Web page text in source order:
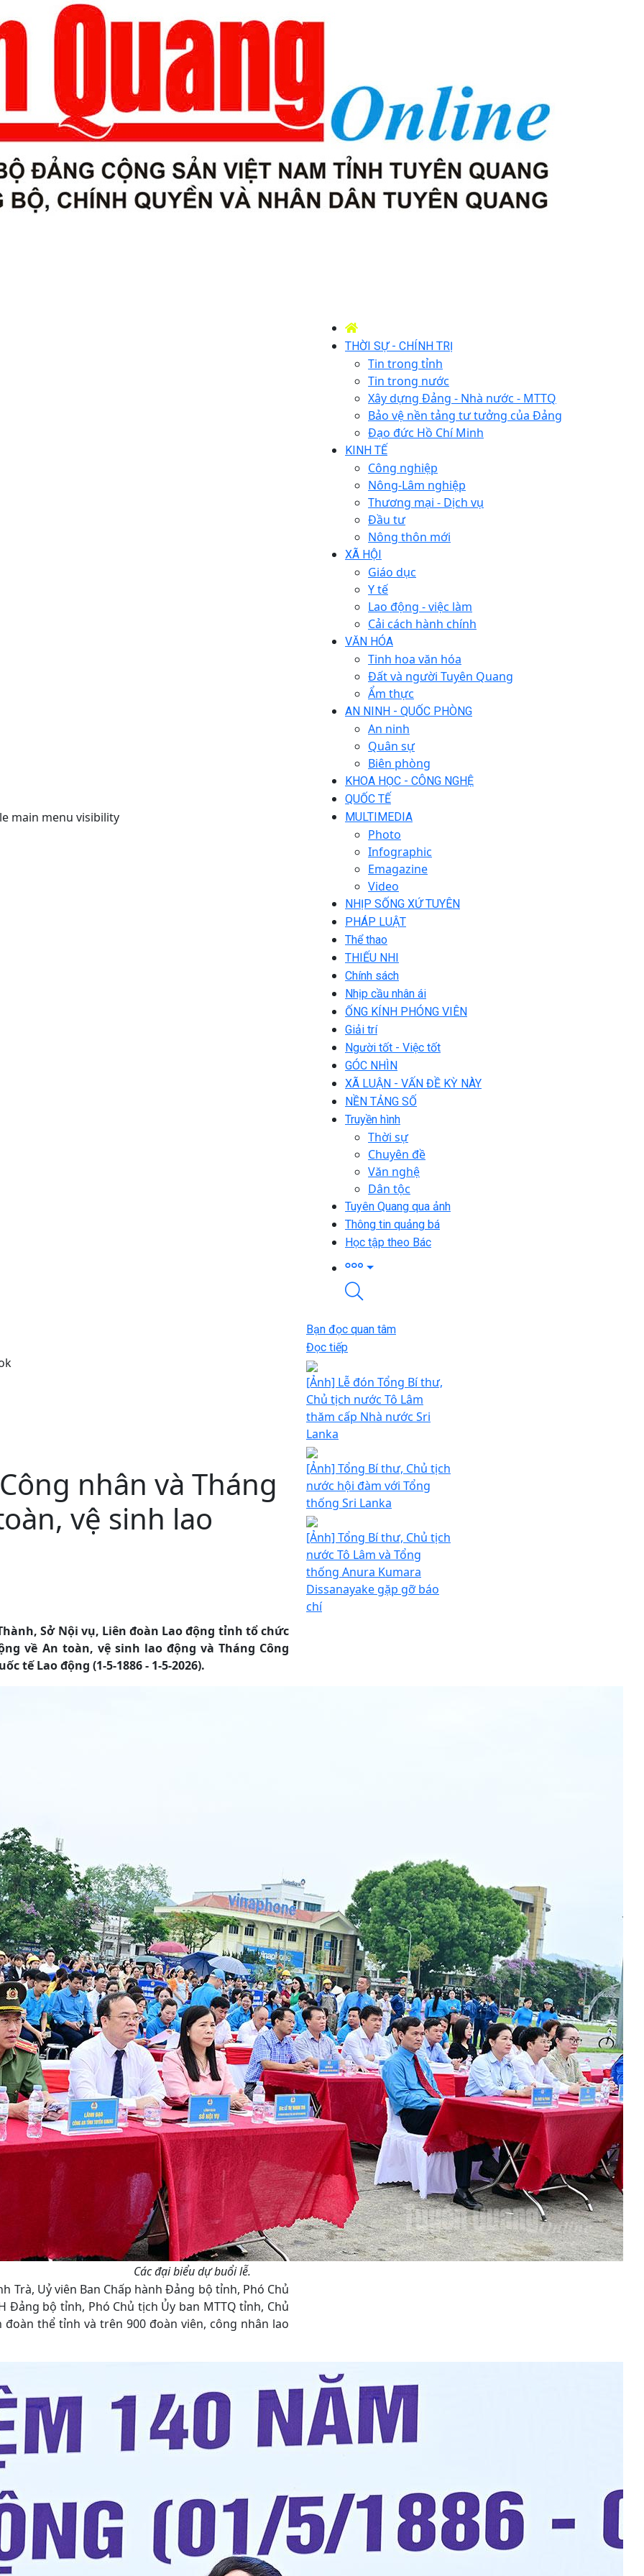
main menu visibility
THỜI SỰ - CHÍNH TRỊ
Tin trong tỉnh
Tin trong nước
Xây dựng Đảng - Nhà nước - MTTQ
Bảo vệ nền tảng tư tưởng của Đảng
Đạo đức Hồ Chí Minh
KINH TẾ
Công nghiệp
Nông-Lâm nghiệp
Thương mại - Dịch vụ
Đầu tư
Nông thôn mới
XÃ HỘI
Giáo dục
Y tế
Lao động - việc làm
Cải cách hành chính
VĂN HÓA
Tinh hoa văn hóa
Đất và người Tuyên Quang
Ẩm thực
AN NINH - QUỐC PHÒNG
An ninh
Quân sự
Biên phòng
KHOA HỌC - CÔNG NGHỆ
QUỐC TẾ
MULTIMEDIA
Photo
Infographic
Emagazine
Video
NHỊP SỐNG XỨ TUYÊN
PHÁP LUẬT
Thể thao
THIẾU NHI
Chính sách
Nhịp cầu nhân ái
ỐNG KÍNH PHÓNG VIÊN
Giải trí
Người tốt - Việc tốt
GÓC NHÌN
XÃ LUẬN - VẤN ĐỀ KỲ NÀY
NỀN TẢNG SỐ
Truyền hình
Thời sự
Chuyên đề
Văn nghệ
Dân tộc
Tuyên Quang qua ảnh
Thông tin quảng bá
Học tập theo Bác
nhân và Tháng
vệ sinh lao
Sở Nội vụ, Liên đoàn Lao động tỉnh tổ chức
về An toàn, vệ sinh lao động và Tháng Công
tế Lao động (1-5-1886 - 1-5-2026).
Các đại biểu dự buổi lễ.
Trà, Uỷ viên Ban Chấp hành Đảng bộ tỉnh, Phó Chủ
Đảng bộ tỉnh, Phó Chủ tịch Ủy ban MTTQ tỉnh, Chủ
thể tỉnh và trên 900 đoàn viên, công nhân lao
Bạn đọc quan tâm
Đọc tiếp
[Ảnh] Lễ đón Tổng Bí thư,
Chủ tịch nước Tô Lâm
thăm cấp Nhà nước Sri
Lanka
[Ảnh] Tổng Bí thư, Chủ tịch
nước hội đàm với Tổng
thống Sri Lanka
[Ảnh] Tổng Bí thư, Chủ tịch
nước Tô Lâm và Tổng
thống Anura Kumara
Dissanayake gặp gỡ báo
chí